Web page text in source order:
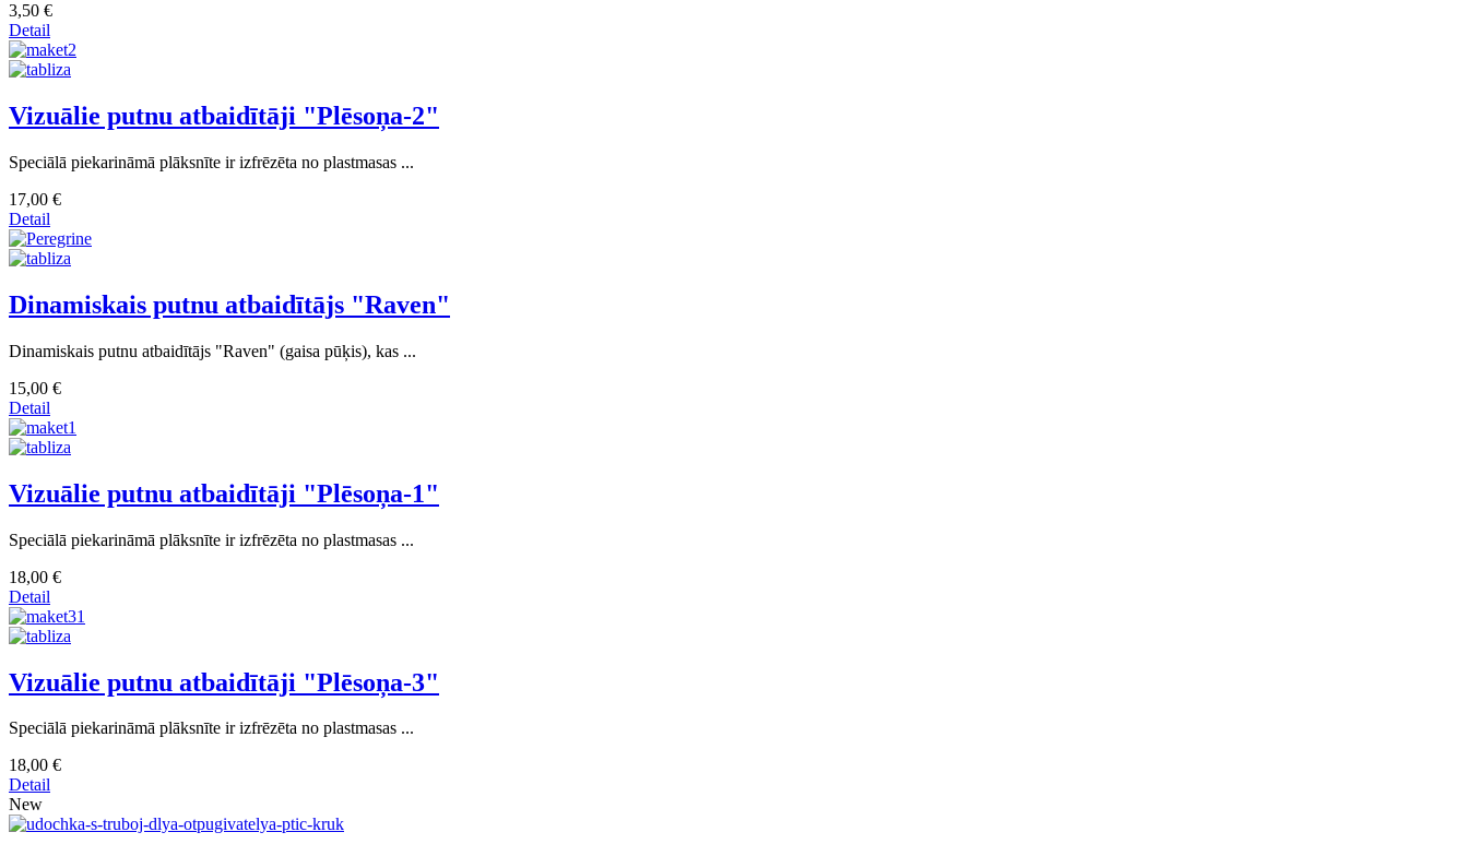
3,50 €
Detail
Vizuālie putnu atbaidītāji "Plēsoņa-2"
Speciālā piekarināmā plāksnīte ir izfrēzēta no plastmasas ...
17,00 €
Detail
Dinamiskais putnu atbaidītājs "Raven"
Dinamiskais putnu atbaidītājs "Raven" (gaisa pūķis), kas ...
15,00 €
Detail
Vizuālie putnu atbaidītāji "Plēsoņa-1"
Speciālā piekarināmā plāksnīte ir izfrēzēta no plastmasas ...
18,00 €
Detail
Vizuālie putnu atbaidītāji "Plēsoņa-3"
Speciālā piekarināmā plāksnīte ir izfrēzēta no plastmasas ...
18,00 €
Detail
New